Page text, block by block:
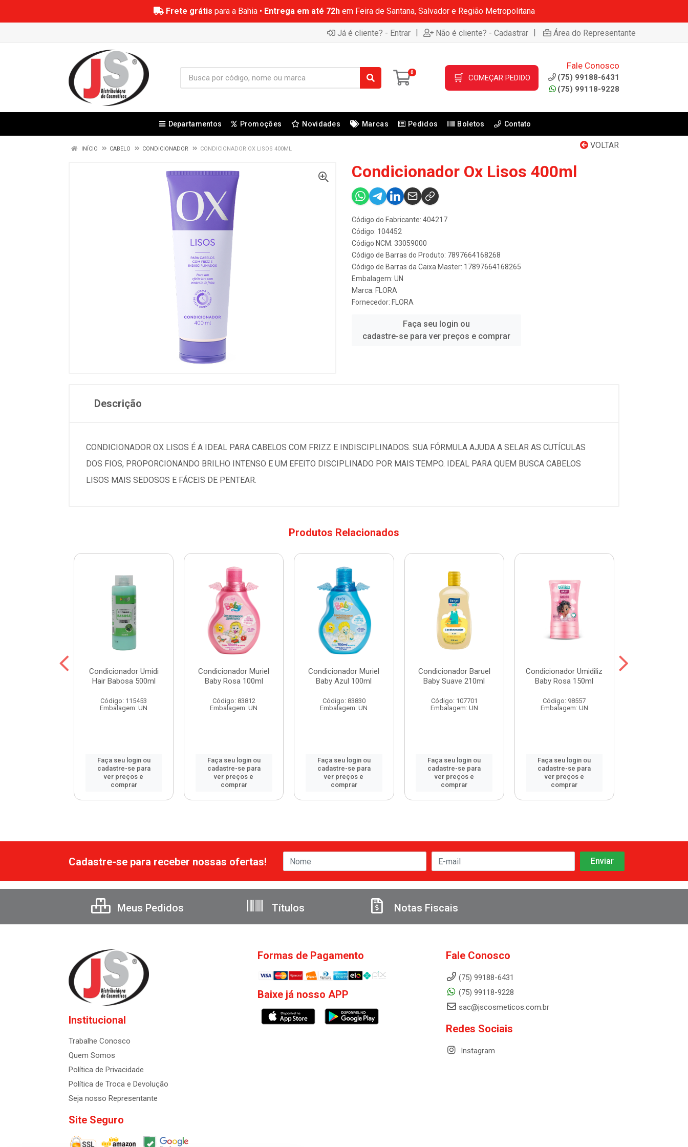
Frete grátis para a Bahia • Entrega em até 72hem Feira de Santana, Salvador e Região Metropolitana
Já é cliente? - Entrar | Não é cliente? - Cadastrar | Área do Representante
0 🛒 COMEÇAR PEDIDO
Fale Conosco
(75) 99188-6431
(75) 99118-9228
Departamentos Promoções Novidades Marcas Pedidos Boletos Contato
VOLTAR
INÍCIO CABELO CONDICIONADOR CONDICIONADOR OX LISOS 400ML
Condicionador Ox Lisos 400ml
Código do Fabricante: 404217
Código: 104452
Código NCM: 33059000
Código de Barras do Produto: 7897664168268
Código de Barras da Caixa Master: 17897664168265
Embalagem: UN
Marca: FLORA
Fornecedor: FLORA
Faça seu login ou
cadastre-se para ver preços e comprar
Descrição
CONDICIONADOR OX LISOS É A IDEAL PARA CABELOS COM FRIZZ E INDISCIPLINADOS. SUA FÓRMULA AJUDA A SELAR AS CUTÍCULAS
DOS FIOS, PROPORCIONANDO BRILHO INTENSO E UM EFEITO DISCIPLINADO POR MAIS TEMPO. IDEAL PARA QUEM BUSCA CABELOS
LISOS MAIS SEDOSOS E FÁCEIS DE PENTEAR.
Produtos Relacionados
Condicionador Umidi
Hair Babosa 500ml
Código: 115453
Embalagem: UN
Faça seu login ou
cadastre-se para
ver preços e
comprar
Condicionador Muriel
Baby Rosa 100ml
Código: 83812
Embalagem: UN
Faça seu login ou
cadastre-se para
ver preços e
comprar
Condicionador Muriel
Baby Azul 100ml
Código: 83830
Embalagem: UN
Faça seu login ou
cadastre-se para
ver preços e
comprar
Condicionador Baruel
Baby Suave 210ml
Código: 107701
Embalagem: UN
Faça seu login ou
cadastre-se para
ver preços e
comprar
Condicionador Umidiliz
Baby Rosa 150ml
Código: 98557
Embalagem: UN
Faça seu login ou
cadastre-se para
ver preços e
comprar
Cadastre-se para receber nossas ofertas!
Meus Pedidos Títulos Notas Fiscais
Institucional
Trabalhe Conosco
Quem Somos
Política de Privacidade
Política de Troca e Devolução
Seja nosso Representante
Site Seguro
Formas de Pagamento
Baixe já nosso APP
Fale Conosco
(75) 99188-6431
(75) 99118-9228
sac@jscosmeticos.com.br
Redes Sociais
Instagram